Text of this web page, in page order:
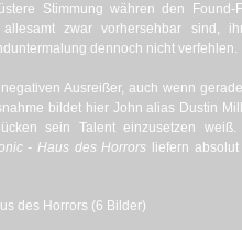
Stimmung währen den Found-
zwar vorhersehbar sind,
dennoch nicht verfehlen.
Ausreißer, auch wenn
bildet hier John alias Dustin
sein Talent einzusetzen
- Haus des Horrors liefern
des Horrors (6 Bilder)